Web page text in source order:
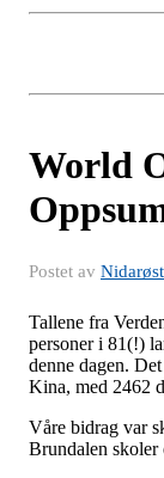
World
Postet av
Tallene fra
personer i 81(!)
denne dagen.
Kina, med 2462
Våre bidrag var
Brundalen skoler